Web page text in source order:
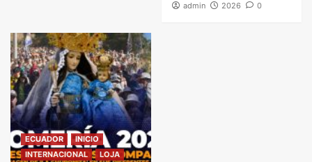
admin 2026 0
ECUADOR
INICIO
INTERNACIONAL
LOJA